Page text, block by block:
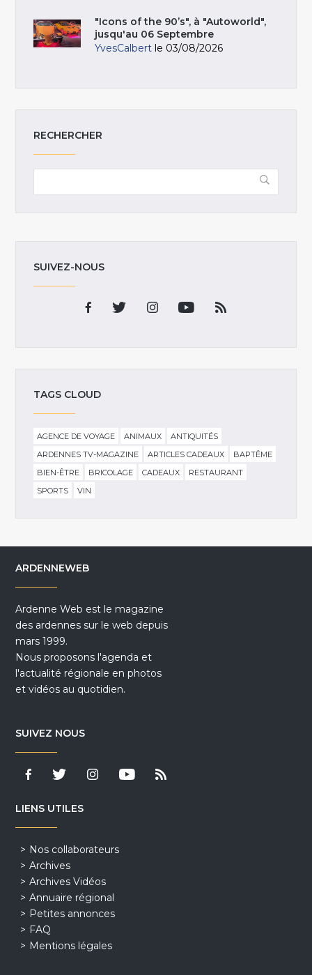
"Icons of the 90’s", à "Autoworld",
jusqu'au 06 Septembre
YvesCalbert le 03/08/2026
RECHERCHER
SUIVEZ-NOUS
TAGS CLOUD
AGENCE DE VOYAGE ANIMAUX
ANTIQUITÉS
ARDENNES TV-MAGAZINE
ARTICLES CADEAUX
BAPTÊME
BIEN-ÊTRE
BRICOLAGE CADEAUX
RESTAURANT
SPORTS
VIN
ARDENNEWEB
Ardenne Web est le magazine
des ardennes sur le web depuis
mars 1999.
Nous proposons l'agenda et
l'actualité régionale en photos
et vidéos au quotidien.
SUIVEZ NOUS
LIENS UTILES
Nos collaborateurs
Archives
Archives Vidéos
Annuaire régional
Petites annonces
FAQ
Mentions légales